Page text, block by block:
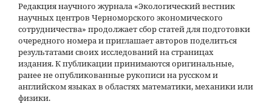
Редакция научного журнала «Экологический вестник
научных центров Черноморского экономического
сотрудничества» продолжает сбор статей для подготовки
очередного номера и приглашает авторов поделиться
результатами своих исследований на страницах
издания. К публикации принимаются оригинальные,
ранее не опубликованные рукописи на русском и
английском языках в областях математики, механики или
физики.